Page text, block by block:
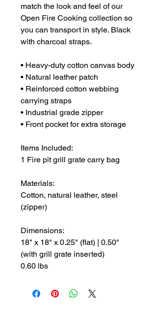
match the look and feel of our
Open Fire Cooking collection so
you can transport in style. Black
with charcoal straps.
• Heavy-duty cotton canvas body
• Natural leather patch
• Reinforced cotton webbing
carrying straps
• Industrial grade zipper
• Front pocket for extra storage
Items Included:
1 Fire pit grill grate carry bag
Materials:
Cotton, natural leather, steel
(zipper)
Dimensions:
18" x 18" x 0.25" (flat) | 0.50"
(with grill grate inserted)
0.60 lbs